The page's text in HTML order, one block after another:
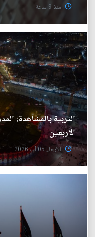
منذ 9 ساعة
التربية بالمشاهدة:
الاربعين
الأربعاء 05 آب 2026